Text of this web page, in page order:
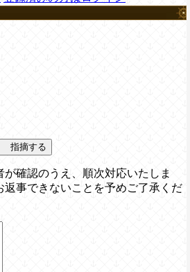
指摘する
確認のうえ、順次対応いたしま
返事できないことを予めご了承くだ